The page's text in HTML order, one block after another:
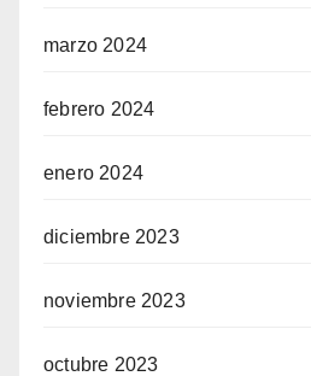
marzo 2024
febrero 2024
enero 2024
diciembre 2023
noviembre 2023
octubre 2023